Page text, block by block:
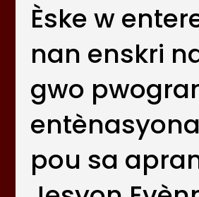
Èske w
nan enskri
gwo
pou sa